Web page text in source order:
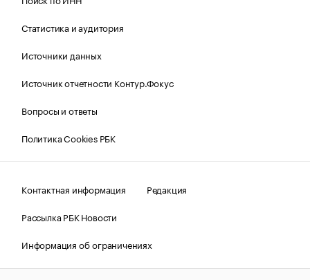
Статистика и аудитория
Источники данных
Источник отчетности Контур.Фокус
Вопросы и ответы
Политика Cookies РБК
Контактная информация
Редакция
Рассылка РБК Новости
Информация об ограничениях
Правовая информация
О соблюдении авторских прав